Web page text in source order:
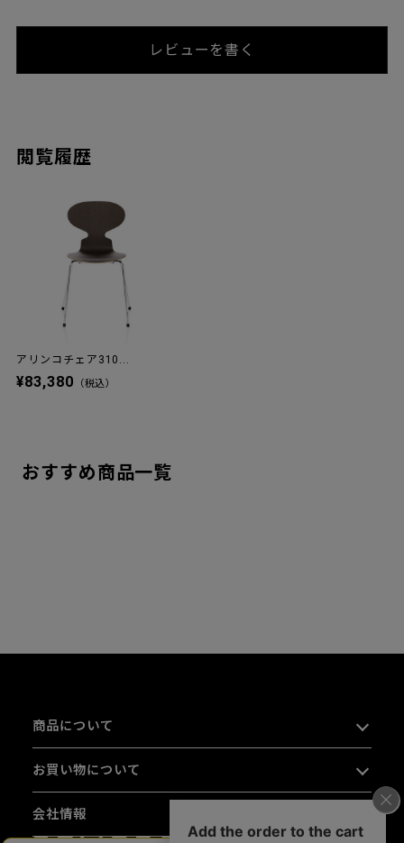
レビューを書く
閲覧履歴
アリンコチェア310...
¥83,380 （税込）
おすすめ商品一覧
商品について
お買い物について
会社情報